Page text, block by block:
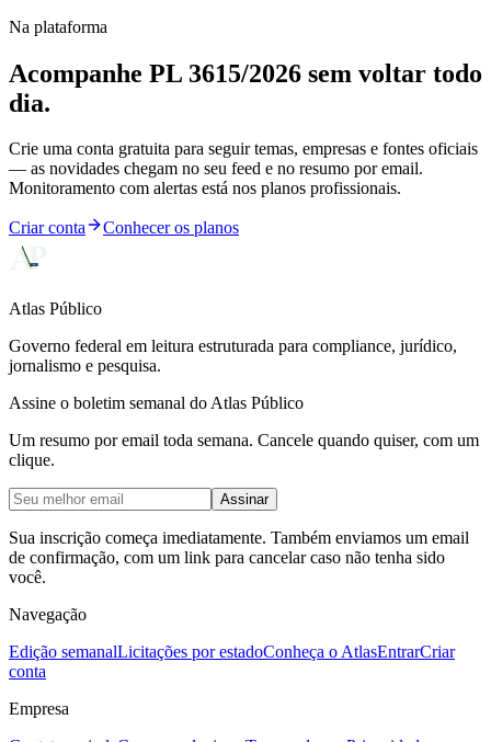
Na plataforma
Acompanhe PL 3615/2026 sem voltar todo
dia.
Crie uma conta gratuita para seguir temas, empresas e fontes oficiais
— as novidades chegam no seu feed e no resumo por email.
Monitoramento com alertas está nos planos profissionais.
Criar conta Conhecer os planos
Atlas Público
Governo federal em leitura estruturada para compliance, jurídico,
jornalismo e pesquisa.
Assine o boletim semanal do Atlas Público
Um resumo por email toda semana. Cancele quando quiser, com um
clique.
Assinar
Sua inscrição começa imediatamente. Também enviamos um email
de confirmação, com um link para cancelar caso não tenha sido
você.
Navegação
Edição semanalLicitações por estadoConheça o AtlasEntrarCriar
conta
Empresa